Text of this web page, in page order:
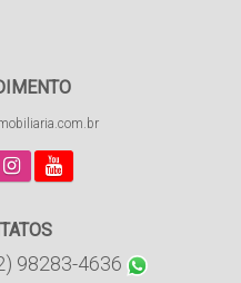
98283-4636